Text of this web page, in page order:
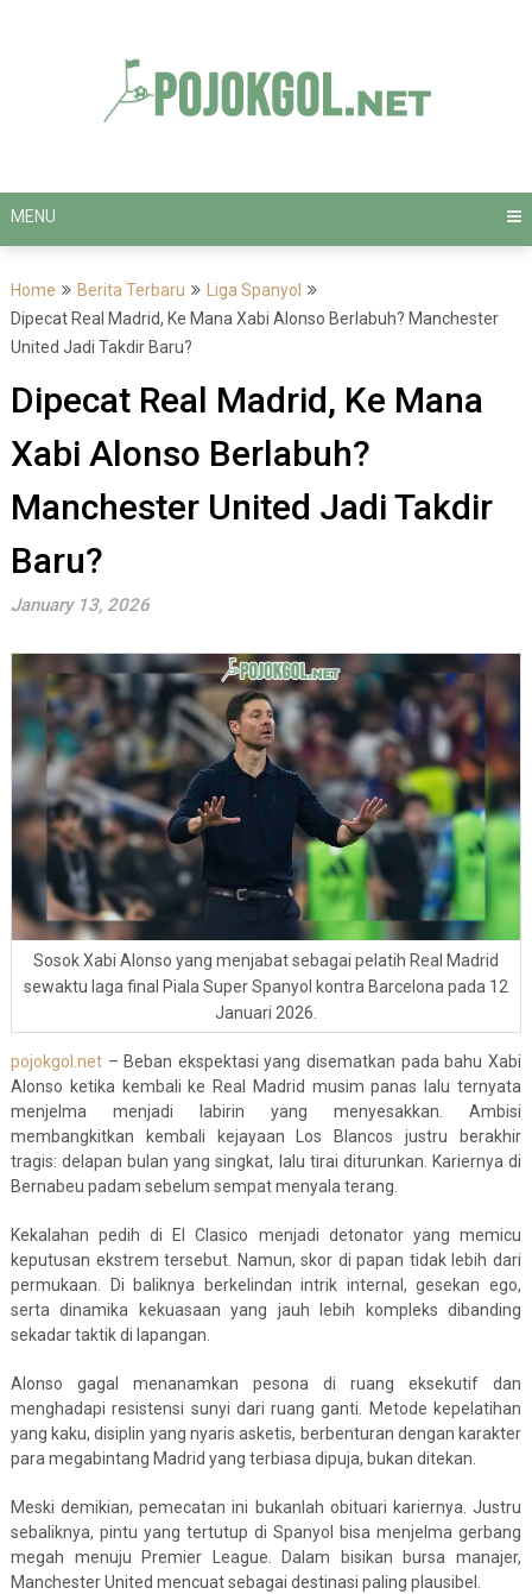
MENU
Home Berita Terbaru
Liga Spanyol
Dipecat Real Madrid, Ke Mana Xabi Alonso Berlabuh? Manchester
United Jadi Takdir Baru?
Dipecat Real Madrid, Ke Mana
Xabi Alonso Berlabuh?
Manchester United Jadi Takdir
Baru?
January 13, 2026
Sosok Xabi Alonso yang menjabat sebagai pelatih Real Madrid
sewaktu laga final Piala Super Spanyol kontra Barcelona pada 12
Januari 2026.
pojokgol.net– Beban ekspektasi yang disematkan pada bahu Xabi
Alonso ketika kembali ke Real Madrid musim panas lalu ternyata
menjelma menjadi labirin yang menyesakkan. Ambisi
membangkitkan kembali kejayaan Los Blancos justru berakhir
tragis: delapan bulan yang singkat, lalu tirai diturunkan. Kariernya di
Bernabeu padam sebelum sempat menyala terang.
Kekalahan pedih di El Clasico menjadi detonator yang memicu
keputusan ekstrem tersebut. Namun, skor di papan tidak lebih dari
permukaan. Di baliknya berkelindan intrik internal, gesekan ego,
serta dinamika kekuasaan yang jauh lebih kompleks dibanding
sekadar taktik di lapangan.
Alonso gagal menanamkan pesona di ruang eksekutif dan
menghadapi resistensi sunyi dari ruang ganti. Metode kepelatihan
yang kaku, disiplin yang nyaris asketis, berbenturan dengan karakter
para megabintang Madrid yang terbiasa dipuja, bukan ditekan.
Meski demikian, pemecatan ini bukanlah obituari kariernya. Justru
sebaliknya, pintu yang tertutup di Spanyol bisa menjelma gerbang
megah menuju Premier League. Dalam bisikan bursa manajer,
Manchester United mencuat sebagai destinasi paling plausibel.